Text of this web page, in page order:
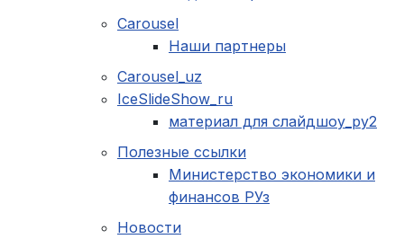
Carousel
Наши партнеры
Carousel_uz
IceSlideShow_ru
материал для слайдшоу_ру2
Полезные ссылки
Министерство экономики и
финансов РУз
Новости